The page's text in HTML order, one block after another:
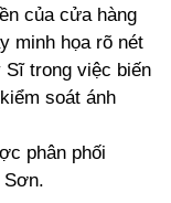
của cửa hàng
minh họa rõ nét
Sĩ trong việc biến
soát ánh
phân phối
Sơn.